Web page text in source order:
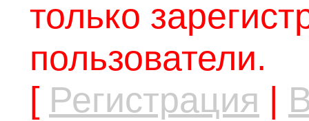
только
пользователи.
[ Регистрация |